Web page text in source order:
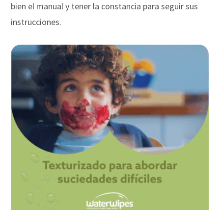
bien el manual y tener la constancia para seguir sus
instrucciones.